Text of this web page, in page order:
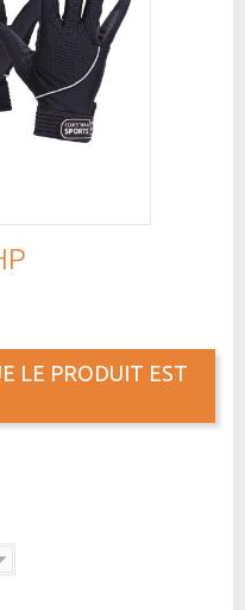
LE PRODUIT EST